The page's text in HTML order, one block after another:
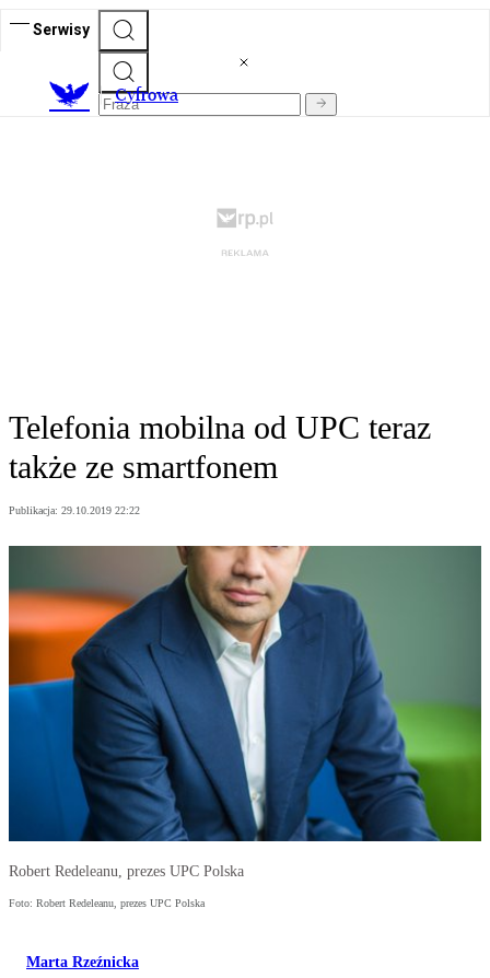
Serwisy
Cyfrowa
Telefonia mobilna od UPC teraz
także ze smartfonem
Publikacja: 29.10.2019 22:22
Robert Redeleanu, prezes UPC Polska
Foto: Robert Redeleanu, prezes UPC Polska
Marta Rzeźnicka